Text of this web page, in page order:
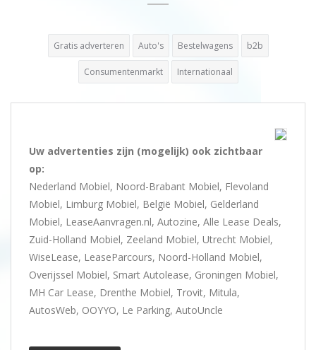
Gratis adverteren Auto's Bestelwagens b2b
Consumentenmarkt Internationaal
Uw advertenties zijn (mogelijk) ook zichtbaar
op:
Nederland Mobiel, Noord-Brabant Mobiel, Flevoland
Mobiel, Limburg Mobiel, België Mobiel, Gelderland
Mobiel, LeaseAanvragen.nl, Autozine, Alle Lease Deals,
Zuid-Holland Mobiel, Zeeland Mobiel, Utrecht Mobiel,
WiseLease, LeaseParcours, Noord-Holland Mobiel,
Overijssel Mobiel, Smart Autolease, Groningen Mobiel,
MH Car Lease, Drenthe Mobiel, Trovit, Mitula,
AutosWeb, OOYYO, Le Parking, AutoUncle